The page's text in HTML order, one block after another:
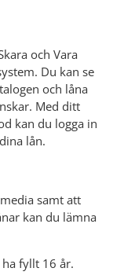
och Vara
Du kan se
och låna
Med ditt
kan du logga in
lån.
samt att
kan du lämna
fyllt 16 år.